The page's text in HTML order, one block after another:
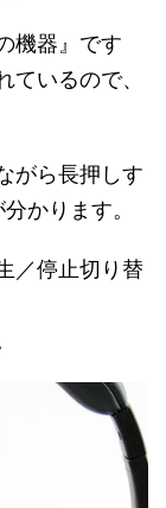
機器』です
いるので、
がら長押しす
かります。
／停止切り替